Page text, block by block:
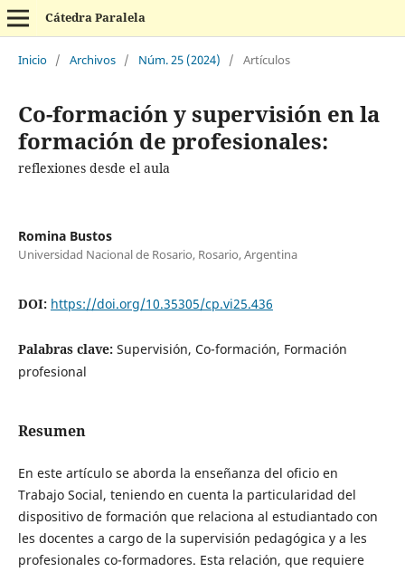
Cátedra Paralela
Inicio / Archivos / Núm. 25 (2024) / Artículos
Co-formación y supervisión en la
formación de profesionales:
reflexiones desde el aula
Romina Bustos
Universidad Nacional de Rosario, Rosario, Argentina
DOI: https://doi.org/10.35305/cp.vi25.436
Palabras clave: Supervisión, Co-formación, Formación
profesional
Resumen
En este artículo se aborda la enseñanza del oficio en
Trabajo Social, teniendo en cuenta la particularidad del
dispositivo de formación que relaciona al estudiantado con
les docentes a cargo de la supervisión pedagógica y a les
profesionales co-formadores. Esta relación, que requiere